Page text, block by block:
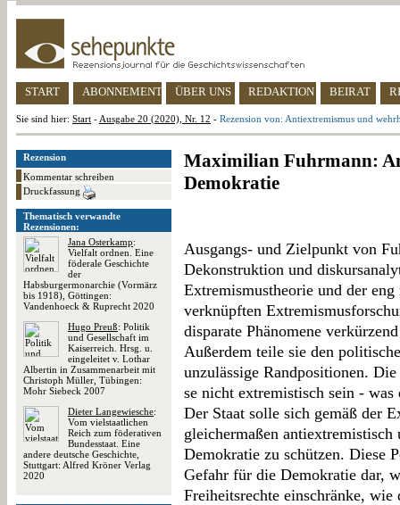
START ABONNEMENT ÜBER UNS REDAKTION BEIRAT
Sie sind hier: Start - Ausgabe 20 (2020), Nr. 12 - Rezension von: Antiextremismus und
Rezension
Kommentar schreiben
Druckfassung
Thematisch verwandte
Rezensionen:
Jana Osterkamp:
Vielfalt ordnen. Eine
föderale Geschichte
der
Habsburgermonarchie (Vormärz
bis 1918), Göttingen:
Vandenhoeck & Ruprecht 2020
Hugo Preuß: Politik
und Gesellschaft im
Kaiserreich. Hrsg. u.
eingeleitet v. Lothar
Albertin in Zusammenarbeit mit
Christoph Müller, Tübingen:
Mohr Siebeck 2007
Dieter Langewiesche:
Vom vielstaatlichen
Reich zum föderativen
Bundesstaat. Eine
andere deutsche Geschichte,
Stuttgart: Alfred Kröner Verlag
2020
Maximilian Fuhrmann:
Demokratie
Ausgangs- und Zielpunkt von
Dekonstruktion und
Extremismustheorie und der
verknüpften
disparate Phänomene
Außerdem teile sie den
unzulässige Randpositionen.
se nicht extremistisch sein -
Der Staat solle sich gemäß der
gleichermaßen
Demokratie zu schützen. Diese
Gefahr für die Demokratie dar,
Freiheitsrechte einschränke,